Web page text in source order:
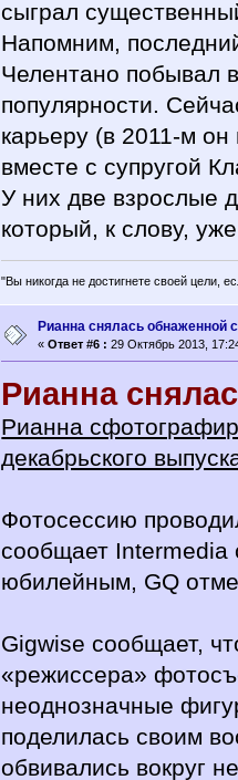
сыграл
Напомним,
Челентано побывал
популярности.
карьеру (в 2011-м он
вместе с супругой
У них две взрослые
который, к слову,
"Вы никогда не достигнете своей цели,
Рианна снялась обнаженной
« Ответ #6 : 29 Октябрь 2013,
Рианна
Рианна
декабрьского
Фотосессию
сообщает Intermedia
юбилейным, GQ
Gigwise сообщает,
«режиссера»
неоднозначные
поделилась своим
обвивались вокруг